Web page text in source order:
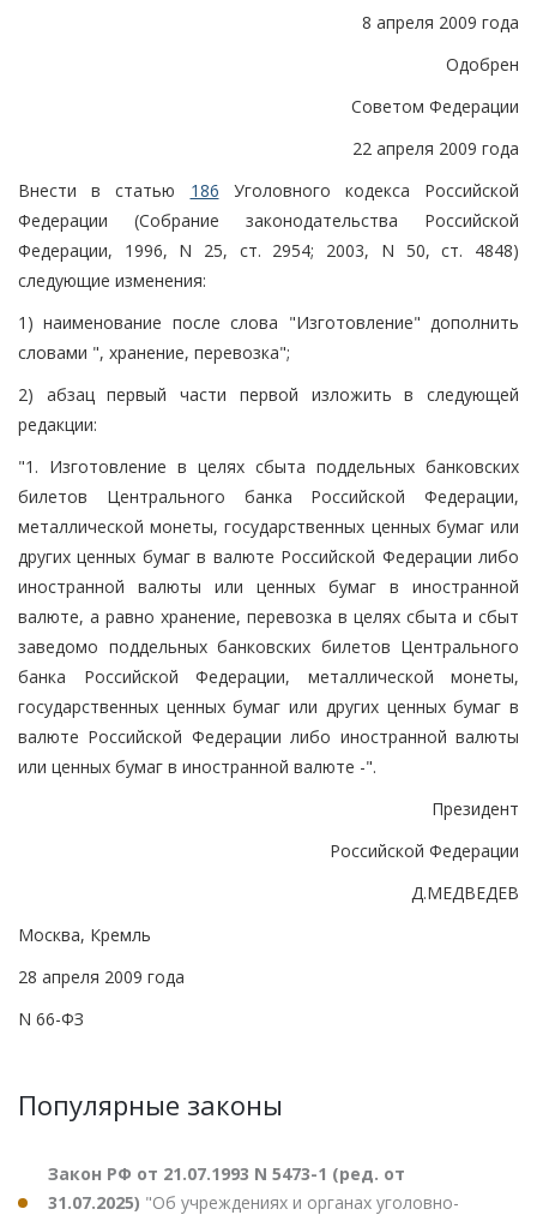
8 апреля 2009 года
Одобрен
Советом Федерации
22 апреля 2009 года
Внести в статью 186 Уголовного кодекса Российской
Федерации (Собрание законодательства Российской
Федерации, 1996, N 25, ст. 2954; 2003, N 50, ст. 4848)
следующие изменения:
1) наименование после слова "Изготовление" дополнить
словами ", хранение, перевозка";
2) абзац первый части первой изложить в следующей
редакции:
"1. Изготовление в целях сбыта поддельных банковских
билетов Центрального банка Российской Федерации,
металлической монеты, государственных ценных бумаг или
других ценных бумаг в валюте Российской Федерации либо
иностранной валюты или ценных бумаг в иностранной
валюте, а равно хранение, перевозка в целях сбыта и сбыт
заведомо поддельных банковских билетов Центрального
банка Российской Федерации, металлической монеты,
государственных ценных бумаг или других ценных бумаг в
валюте Российской Федерации либо иностранной валюты
или ценных бумаг в иностранной валюте -".
Президент
Российской Федерации
Д.МЕДВЕДЕВ
Москва, Кремль
28 апреля 2009 года
N 66-ФЗ
Популярные законы
Закон РФ от 21.07.1993 N 5473-1 (ред. от
31.07.2025) "Об учреждениях и органах уголовно-